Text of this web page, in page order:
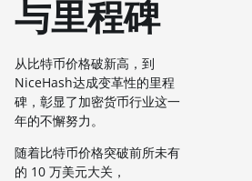
与里程碑
从比特币价格破新高，到
NiceHash达成变革性的里程
碑，彰显了加密货币行业这一
年的不懈努力。
随着比特币价格突破前所未有
的 10 万美元大关，